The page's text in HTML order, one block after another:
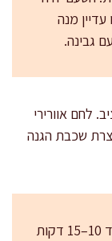
עדיין מנה
גבינה.
לחם אוורירי
שכבת הגנה
כן. פשוט מדלגים על הקמח ומבשלים עוד 10–15 דקות